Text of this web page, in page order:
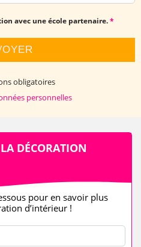
avec une école partenaire.*
obligatoires
personnelles
DÉCORATION
pour en savoir plus
d’intérieur !